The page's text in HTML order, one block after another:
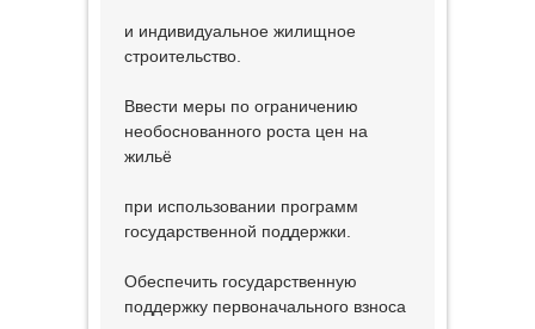
и индивидуальное жилищное
строительство.
Ввести меры по ограничению
необоснованного роста цен на
жильё
при использовании программ
государственной поддержки.
Обеспечить государственную
поддержку первоначального взноса